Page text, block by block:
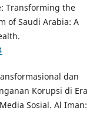
Transforming the
of Saudi Arabia: A
dan
Korupsi di Era
Sosial. Al Iman: